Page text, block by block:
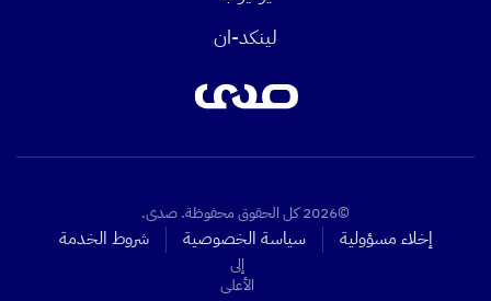
لينكد-ان
©2026 كل الحقوق محفوظة. صدى.
إخلاء مسؤولية سياسة الخصوصية شروط الخدمة
إلى
الأعلى